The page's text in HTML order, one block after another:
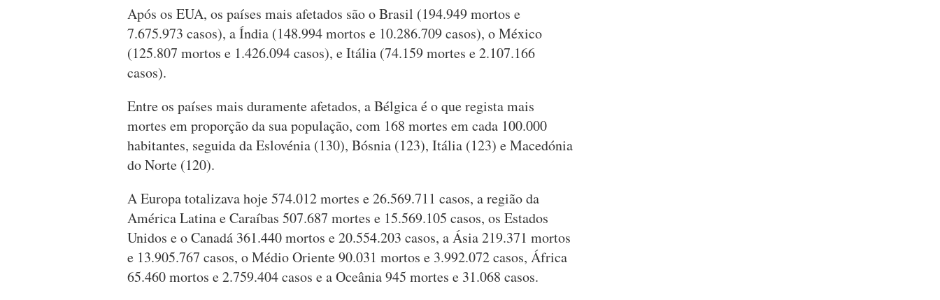
Após os EUA, os países mais afetados são o Brasil (194.949 mortos e
7.675.973 casos), a Índia (148.994 mortos e 10.286.709 casos), o México
(125.807 mortos e 1.426.094 casos), e Itália (74.159 mortes e 2.107.166
casos).
Entre os países mais duramente afetados, a Bélgica é o que regista mais
mortes em proporção da sua população, com 168 mortes em cada 100.000
habitantes, seguida da Eslovénia (130), Bósnia (123), Itália (123) e Macedónia
do Norte (120).
A Europa totalizava hoje 574.012 mortes e 26.569.711 casos, a região da
América Latina e Caraíbas 507.687 mortes e 15.569.105 casos, os Estados
Unidos e o Canadá 361.440 mortos e 20.554.203 casos, a Ásia 219.371 mortos
e 13.905.767 casos, o Médio Oriente 90.031 mortos e 3.992.072 casos, África
65.460 mortos e 2.759.404 casos e a Oceânia 945 mortes e 31.068 casos.